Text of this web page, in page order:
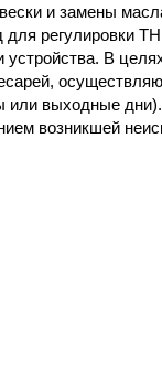
и замены
для регулировки
устройства. В
выходные
возникшей